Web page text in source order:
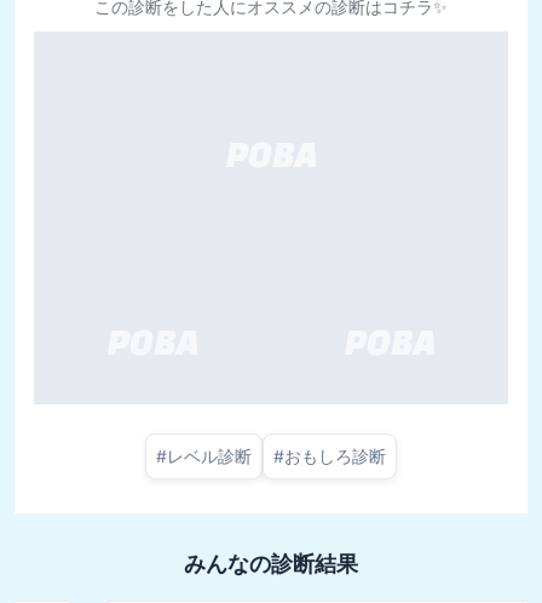
この診断をした人にオススメの診断はコチラ✨
#レベル診断 #おもしろ診断
みんなの診断結果